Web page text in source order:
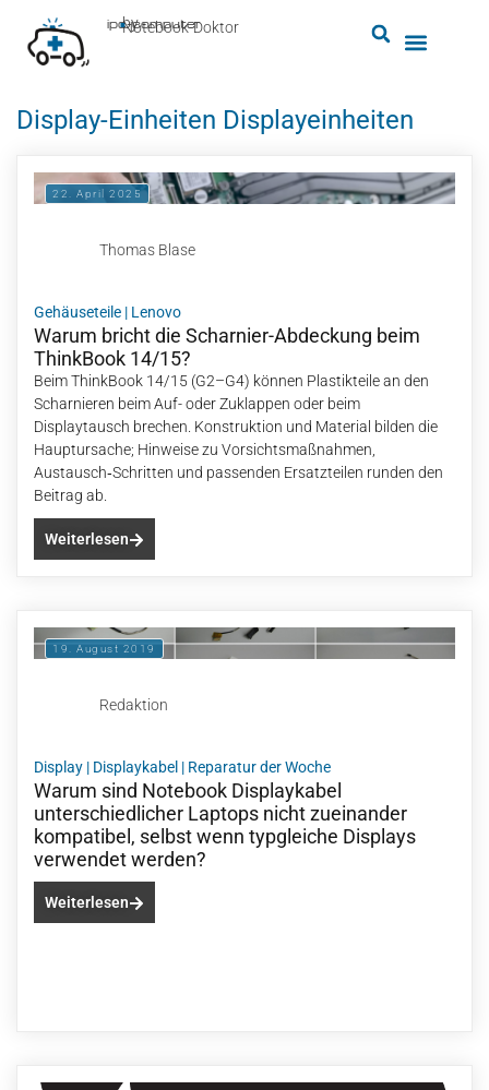
Notebook-Doktor
by
■
ipc-computer
Display-Einheiten Displayeinheiten
22. April 2025
Thomas Blase
Gehäuseteile | Lenovo
Warum bricht die Scharnier-Abdeckung beim
ThinkBook 14/15?
Beim ThinkBook 14/15 (G2–G4) können Plastikteile an den
Scharnieren beim Auf- oder Zuklappen oder beim
Displaytausch brechen. Konstruktion und Material bilden die
Hauptursache; Hinweise zu Vorsichtsmaßnahmen,
Austausch‑Schritten und passenden Ersatzteilen runden den
Beitrag ab.
Weiterlesen
19. August 2019
Redaktion
Display | Displaykabel | Reparatur der Woche
Warum sind Notebook Displaykabel
unterschiedlicher Laptops nicht zueinander
kompatibel, selbst wenn typgleiche Displays
verwendet werden?
Weiterlesen